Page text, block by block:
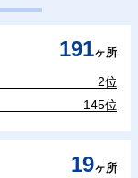
191ヶ所
2位
145位
19ヶ所